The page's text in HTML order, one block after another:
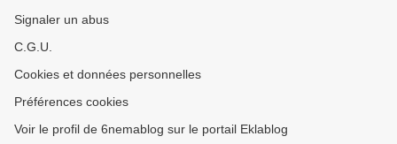
Signaler un abus
C.G.U.
Cookies et données personnelles
Préférences cookies
Voir le profil de 6nemablog sur le portail Eklablog